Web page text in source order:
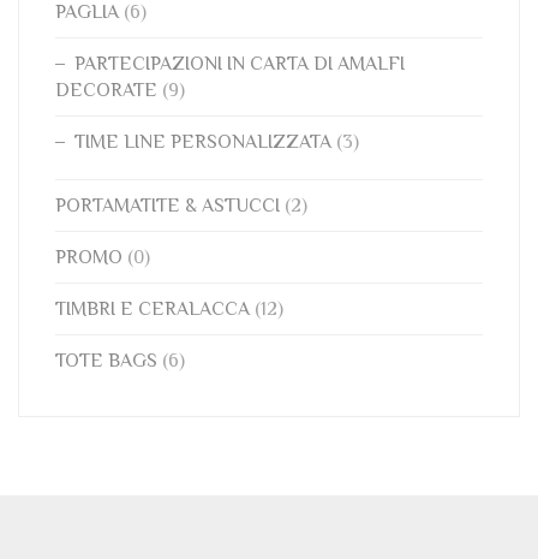
PAGLIA (6)
PARTECIPAZIONI IN CARTA DI AMALFI
DECORATE (9)
TIME LINE PERSONALIZZATA (3)
PORTAMATITE & ASTUCCI (2)
PROMO (0)
TIMBRI E CERALACCA (12)
TOTE BAGS (6)